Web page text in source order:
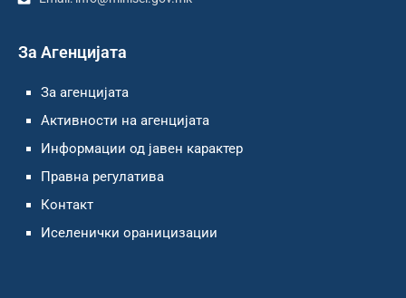
За Агенцијата
За агенцијата
Активности на агенцијата
Информации од јавен карактер
Правна регулатива
Контакт
Иселенички ораницизации